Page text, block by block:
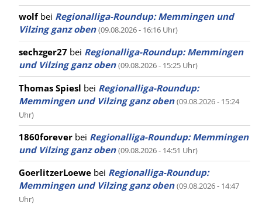
wolfbei Regionalliga-Roundup: Memmingen und
Vilzing ganz oben (09.08.2026 - 16:16 Uhr)
sechzger27 bei Regionalliga-Roundup: Memmingen
und Vilzing ganz oben (09.08.2026 - 15:25 Uhr)
Thomas Spiesl bei Regionalliga-Roundup:
Memmingen und Vilzing ganz oben (09.08.2026 - 15:24
Uhr)
1860forever bei Regionalliga-Roundup: Memmingen
und Vilzing ganz oben (09.08.2026 - 14:51 Uhr)
GoerlitzerLoewe bei Regionalliga-Roundup:
Memmingen und Vilzing ganz oben (09.08.2026 - 14:47
Uhr)